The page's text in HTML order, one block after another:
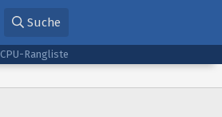
Suche
CPU-Rangliste